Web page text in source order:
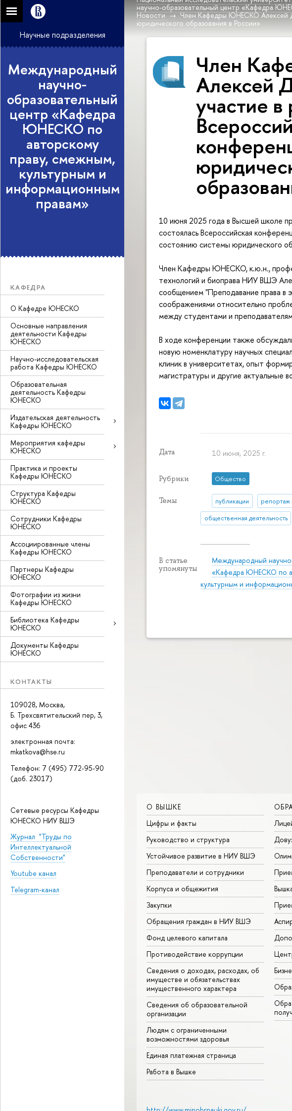
научно-образовательный центр «Кафедра
Новости
Член Кафедры ЮНЕСКО Алексей
юридического образования в России»
Научные подразделения
Международный
научно-
образовательный
центр «Кафедра
ЮНЕСКО по
авторскому
праву, смежным,
культурным и
информационным
правам»
КАФЕДРА
О Кафедре ЮНЕСКО
Основные направления
деятельности Кафедры
ЮНЕСКО
Научно-исследовательская
работа Кафедры ЮНЕСКО
Образовательная
деятельность Кафедры
ЮНЕСКО
Издательская деятельность
Кафедры ЮНЕСКО
Мероприятия кафедры
ЮНЕСКО
Практика и проекты
Кафедры ЮНЕСКО
Структура Кафедры
ЮНЕСКО
Сотрудники Кафедры
ЮНЕСКО
Ассоциированные члены
Кафедры ЮНЕСКО
Партнеры Кафедры
ЮНЕСКО
Фотографии из жизни
Кафедры ЮНЕСКО
Библиотека Кафедры
ЮНЕСКО
Документы Кафедры
ЮНЕСКО
КОНТАКТЫ
109028, Москва,
Б. Трехсвятительский пер, 3,
офис 436
электронная почта:
mkatkova@hse.ru
Телефон: 7 (495) 772-95-90
(доб. 23017)
Сетевые ресурсы Кафедры
ЮНЕСКО НИУ ВШЭ
Журнал "Труды по
Интеллектуальной
Собственности"
Youtube канал
Telegram-канал
Член
Алексей
участие в
10 июня 2025 года в Высшей школе
состоялась Всероссийская
состоянию системы юридического
Член Кафедры ЮНЕСКО, к.ю.н.,
технологий и биоправа НИУ ВШЭ
сообщением "Преподавание права в
соображениями относительно
между студентами и
В ходе конференции также
новую номенклатуру научных
клиник в университетах, опыт
магистратуры и другие актуальные
Дата 10 июня, 2025 г.
Рубрики Общество
Темы публикации репортаж
общественная деятельность
В статье
упомянуты
Международный
«Кафедра ЮНЕСКО по
культурным и
О ВЫШКЕ
Цифры и факты
Руководство и структура
Устойчивое развитие в НИУ ВШЭ
Преподаватели и сотрудники
Корпуса и общежития
Закупки
Обращения граждан в НИУ ВШЭ
Фонд целевого капитала
Противодействие коррупции
Сведения о доходах, расходах, об
имуществе и обязательствах
имущественного характера
Сведения об образовательной
организации
Людям с ограниченными
возможностями здоровья
Единая платежная страница
Работа в Вышке